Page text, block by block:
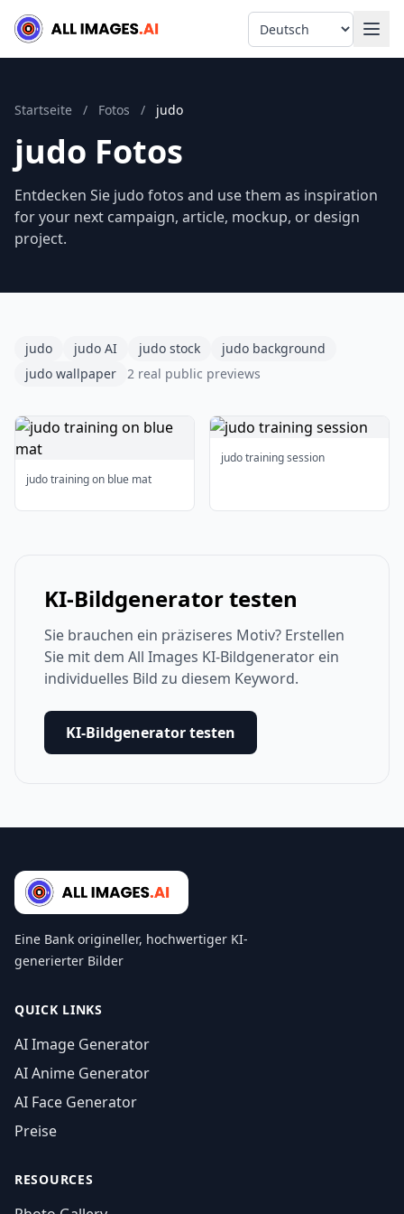
Language
Startseite / Fotos / judo
judo Fotos
Entdecken Sie judo fotos and use them as inspiration
for your next campaign, article, mockup, or design
project.
judo judo AI judo stock
judo background
judo wallpaper
2 real public previews
judo training on blue mat
judo training session
KI-Bildgenerator testen
Sie brauchen ein präziseres Motiv? Erstellen
Sie mit dem All Images KI-Bildgenerator ein
individuelles Bild zu diesem Keyword.
KI-Bildgenerator testen
Eine Bank origineller, hochwertiger KI-
generierter Bilder
QUICK LINKS
AI Image Generator
AI Anime Generator
AI Face Generator
Preise
RESOURCES